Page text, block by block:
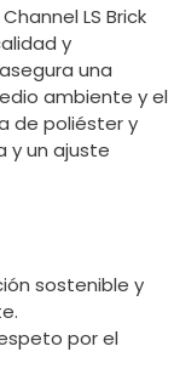
LS Brick
y
una
ambiente y el
de poliéster y
y un ajuste
sostenible y
por el